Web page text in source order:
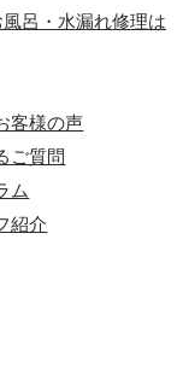
呂・水漏れ修理は
客様の声
ご質問
ム
紹介